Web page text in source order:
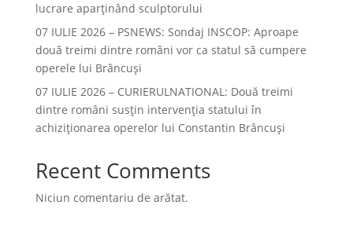
lucrare aparținând sculptorului
07 IULIE 2026 – PSNEWS: Sondaj INSCOP: Aproape
două treimi dintre români vor ca statul să cumpere
operele lui Brâncuși
07 IULIE 2026 – CURIERULNATIONAL: Două treimi
dintre români susțin intervenția statului în
achiziționarea operelor lui Constantin Brâncuși
Recent Comments
Niciun comentariu de arătat.